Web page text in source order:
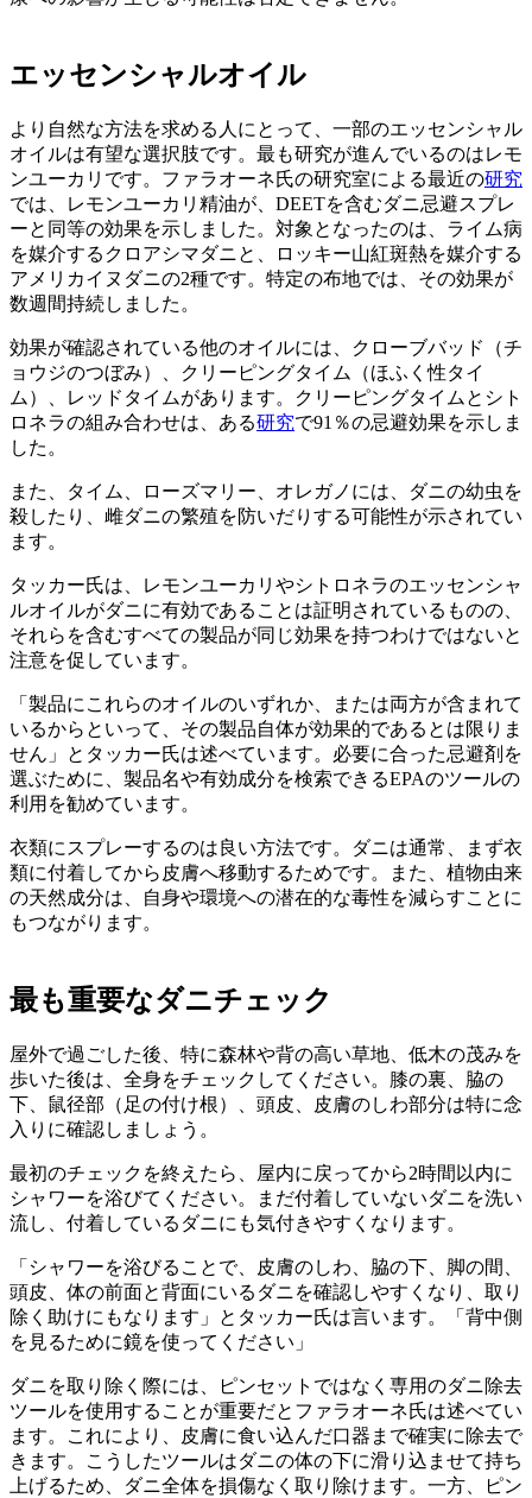
エッセンシャルオイル
より自然な方法を求める人にとって、一部のエッセンシャル
オイルは有望な選択肢です。最も研究が進んでいるのはレモ
ンユーカリです。ファラオーネ氏の研究室による最近の研究
では、レモンユーカリ精油が、DEETを含むダニ忌避スプレ
ーと同等の効果を示しました。対象となったのは、ライム病
を媒介するクロアシマダニと、ロッキー山紅斑熱を媒介する
アメリカイヌダニの2種です。特定の布地では、その効果が
数週間持続しました。
効果が確認されている他のオイルには、クローブバッド（チ
ョウジのつぼみ）、クリーピングタイム（ほふく性タイ
ム）、レッドタイムがあります。クリーピングタイムとシト
ロネラの組み合わせは、ある研究で91％の忌避効果を示しま
した。
また、タイム、ローズマリー、オレガノには、ダニの幼虫を
殺したり、雌ダニの繁殖を防いだりする可能性が示されてい
ます。
タッカー氏は、レモンユーカリやシトロネラのエッセンシャ
ルオイルがダニに有効であることは証明されているものの、
それらを含むすべての製品が同じ効果を持つわけではないと
注意を促しています。
「製品にこれらのオイルのいずれか、または両方が含まれて
いるからといって、その製品自体が効果的であるとは限りま
せん」とタッカー氏は述べています。必要に合った忌避剤を
選ぶために、製品名や有効成分を検索できるEPAのツールの
利用を勧めています。
衣類にスプレーするのは良い方法です。ダニは通常、まず衣
類に付着してから皮膚へ移動するためです。また、植物由来
の天然成分は、自身や環境への潜在的な毒性を減らすことに
もつながります。
最も重要なダニチェック
屋外で過ごした後、特に森林や背の高い草地、低木の茂みを
歩いた後は、全身をチェックしてください。膝の裏、脇の
下、鼠径部（足の付け根）、頭皮、皮膚のしわ部分は特に念
入りに確認しましょう。
最初のチェックを終えたら、屋内に戻ってから2時間以内に
シャワーを浴びてください。まだ付着していないダニを洗い
流し、付着しているダニにも気付きやすくなります。
「シャワーを浴びることで、皮膚のしわ、脇の下、脚の間、
頭皮、体の前面と背面にいるダニを確認しやすくなり、取り
除く助けにもなります」とタッカー氏は言います。「背中側
を見るために鏡を使ってください」
ダニを取り除く際には、ピンセットではなく専用のダニ除去
ツールを使用することが重要だとファラオーネ氏は述べてい
ます。これにより、皮膚に食い込んだ口器まで確実に除去で
きます。こうしたツールはダニの体の下に滑り込ませて持ち
上げるため、ダニ全体を損傷なく取り除けます。一方、ピン